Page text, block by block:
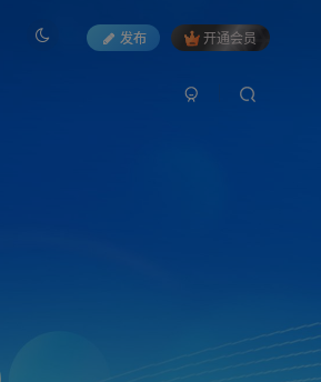
发布 开通会员